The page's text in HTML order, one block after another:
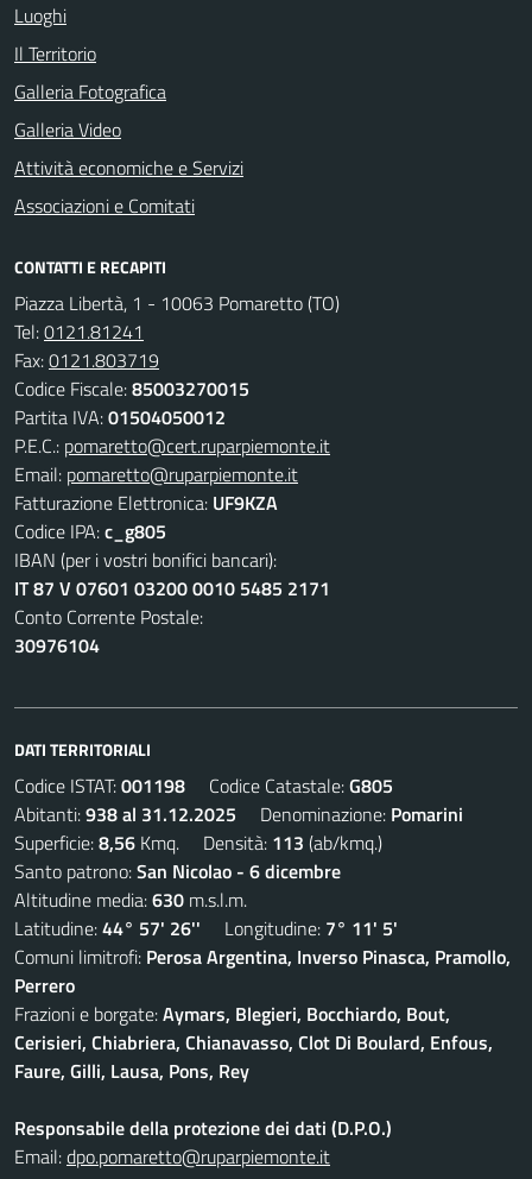
Luoghi
Il Territorio
Galleria Fotografica
Galleria Video
Attività economiche e Servizi
Associazioni e Comitati
CONTATTI E RECAPITI
Piazza Libertà, 1 - 10063 Pomaretto (TO)
Tel:0121.81241
Fax:0121.803719
Codice Fiscale:85003270015
Partita IVA:01504050012
P.E.C.: pomaretto@cert.ruparpiemonte.it
Email: pomaretto@ruparpiemonte.it
Fatturazione Elettronica: UF9KZA
Codice IPA:c_g805
IBAN (per i vostri bonifici bancari):
IT 87 V 07601 03200 0010 5485 2171
Conto Corrente Postale:
30976104
DATI TERRITORIALI
Codice ISTAT:001198 Codice Catastale:G805
Abitanti:938 al 31.12.2025 Denominazione: Pomarini
Superficie:8,56 Kmq. Densità: 113 (ab/kmq.)
Santo patrono:San Nicolao - 6 dicembre
Altitudine media:630 m.s.l.m.
Latitudine:44° 57' 26'' Longitudine: 7° 11' 5'
Comuni limitrofi: Perosa Argentina, Inverso Pinasca, Pramollo,
Perrero
Frazioni e borgate:Aymars, Blegieri, Bocchiardo, Bout,
Cerisieri, Chiabriera, Chianavasso, Clot Di Boulard, Enfous,
Faure, Gilli, Lausa, Pons, Rey
Responsabile della protezione dei dati (D.P.O.)
Email:dpo.pomaretto@ruparpiemonte.it